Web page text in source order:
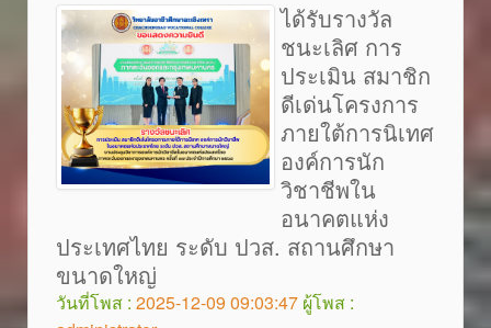
ได้รับรางวัล
ชนะเลิศ การ
ประเมิน สมาชิก
ดีเด่นโครงการ
ภายใต้การนิเทศ
องค์การนัก
วิชาชีพใน
อนาคตแห่ง
ประเทศไทย ระดับ ปวส. สถานศึกษา
ขนาดใหญ่
วันที่โพส : 2025-12-09 09:03:47 ผู้โพส :